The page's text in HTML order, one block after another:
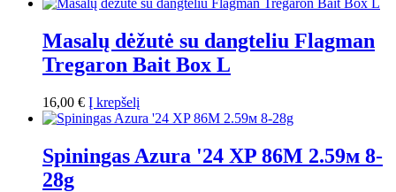
Masalų dėžutė su dangteliu Flagman
Tregaron Bait Box L
16,00 € Į krepšelį
Spiningas Azura '24 XP 86M 2.59м 8-
28g